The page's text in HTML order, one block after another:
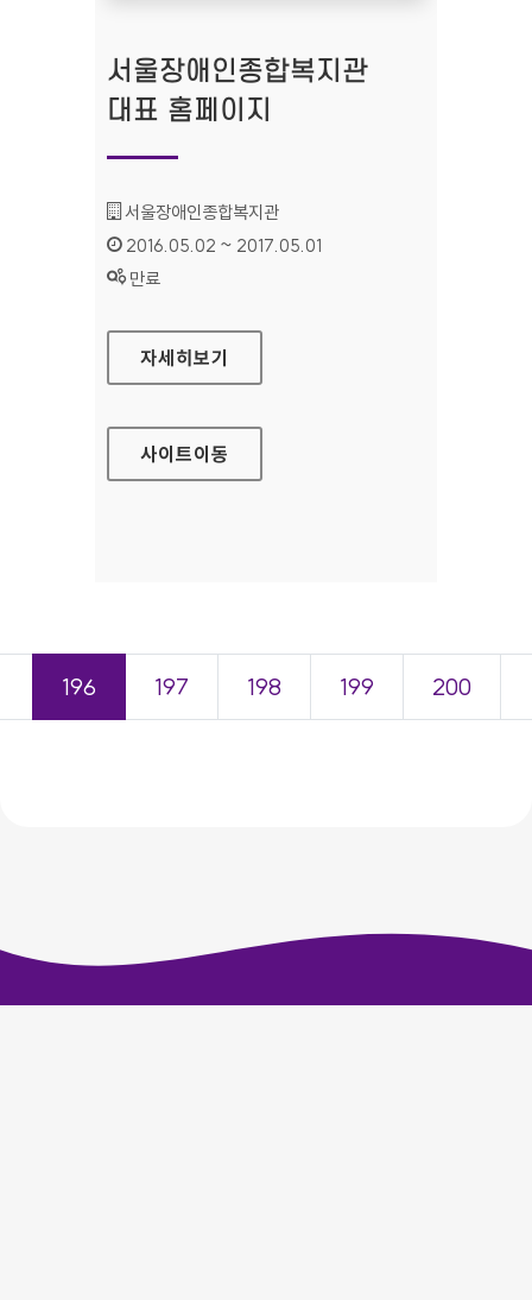
서울장애인종합복지관
대표 홈페이지
기관명 :
서울장애인종합복지관
인증기간 :
2016.05.02 ~ 2017.05.01
상태 :
만료
서울장애인종합복지관 대표 홈페이지
자세히보기
사이트이동
196 197 198 199 200